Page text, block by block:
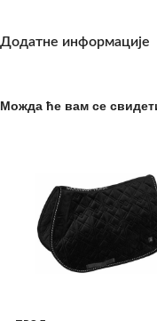
Додатне информације
Можда ће вам се